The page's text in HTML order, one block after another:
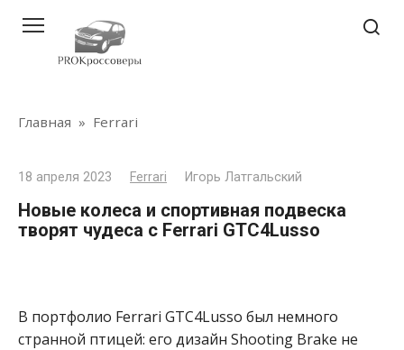
контенту
Главная » Ferrari
18 апреля 2023 Ferrari Игорь Латгальский
Новые колеса и спортивная подвеска
творят чудеса с Ferrari GTC4Lusso
В портфолио Ferrari GTC4Lusso был немного
странной птицей: его дизайн Shooting Brake не